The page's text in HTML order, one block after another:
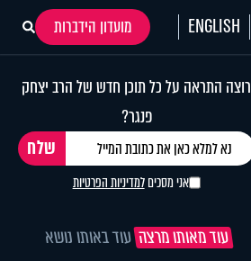
ENGLISH
מועדון הידברות
רוצה התראה על כל תוכן חדש של הרב יצחק
פנגר?
אני מסכיםלמדיניות הפרטיות
עוד מאותו מרצה עוד באותו נושא